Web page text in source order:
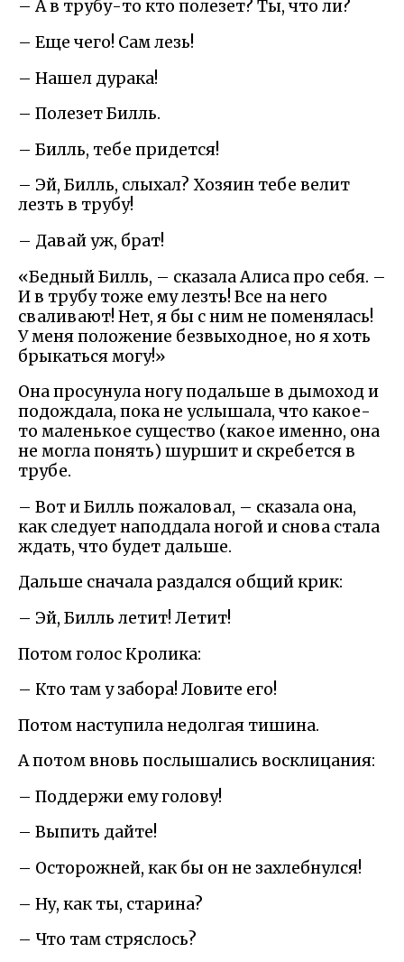
– А в трубу-то кто полезет? Ты, что ли?
– Еще чего! Сам лезь!
– Нашел дурака!
– Полезет Билль.
– Билль, тебе придется!
– Эй, Билль, слыхал? Хозяин тебе велит
лезть в трубу!
– Давай уж, брат!
«Бедный Билль, – сказала Алиса про себя. –
И в трубу тоже ему лезть! Все на него
сваливают! Нет, я бы с ним не поменялась!
У меня положение безвыходное, но я хоть
брыкаться могу!»
Она просунула ногу подальше в дымоход и
подождала, пока не услышала, что какое-
то маленькое существо (какое именно, она
не могла понять) шуршит и скребется в
трубе.
– Вот и Билль пожаловал, – сказала она,
как следует наподдала ногой и снова стала
ждать, что будет дальше.
Дальше сначала раздался общий крик:
– Эй, Билль летит! Летит!
Потом голос Кролика:
– Кто там у забора! Ловите его!
Потом наступила недолгая тишина.
А потом вновь послышались восклицания:
– Поддержи ему голову!
– Выпить дайте!
– Осторожней, как бы он не захлебнулся!
– Ну, как ты, старина?
– Что там стряслось?